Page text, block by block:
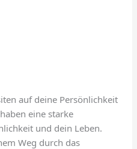
auf deine Persönlichkeit
haben eine starke
und dein Leben.
Weg durch das